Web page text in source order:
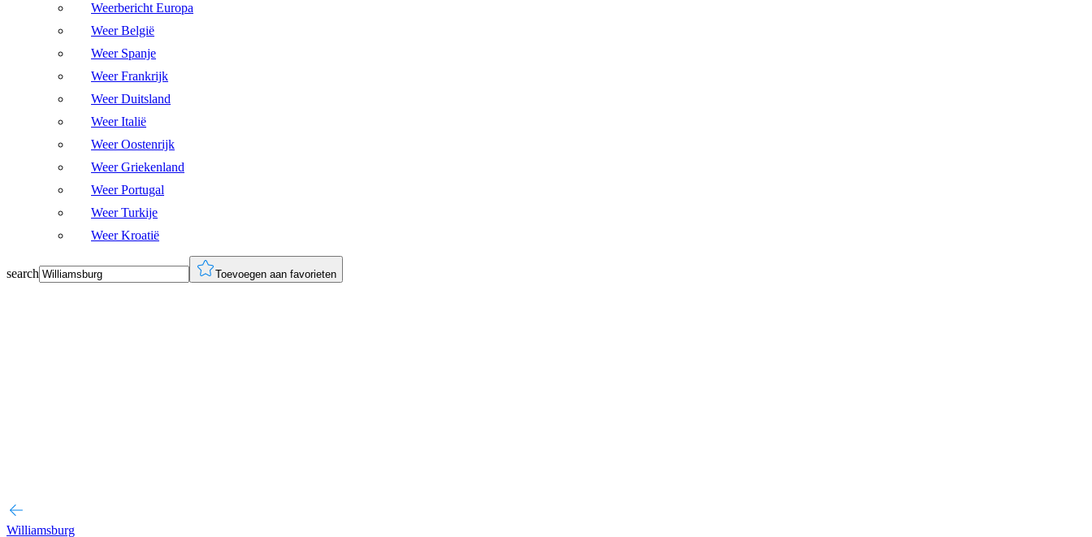
Weerbericht Europa
Weer België
Weer Spanje
Weer Frankrijk
Weer Duitsland
Weer Italië
Weer Oostenrijk
Weer Griekenland
Weer Portugal
Weer Turkije
Weer Kroatië
search Toevoegen aan favorieten
Williamsburg